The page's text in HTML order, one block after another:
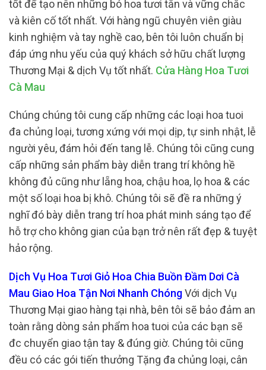
tốt để tạo nên những bó hoa tươi tắn và vững chắc
và kiên cố tốt nhất. Với hàng ngũ chuyên viên giàu
kinh nghiệm và tay nghề cao, bên tôi luôn chuẩn bị
đáp ứng nhu yếu của quý khách sở hữu chất lượng
Thương Mại & dịch Vụ tốt nhất. Cửa Hàng Hoa Tươi
Cà Mau
Chúng chúng tôi cung cấp những các loại hoa tuoi
đa chủng loại, tương xứng với mọi dịp, tự sinh nhật, lễ
người yêu, đám hỏi đến tang lễ. Chúng tôi cũng cung
cấp những sản phẩm bày diễn trang trí không hề
không đủ cũng như lẵng hoa, chậu hoa, lọ hoa & các
một số loại hoa bị khô. Chúng tôi sẽ đề ra những ý
nghĩ đó bày diễn trang trí hoa phát minh sáng tạo để
hỗ trợ cho không gian của bạn trở nên rất đẹp & tuyệt
hảo rộng.
Dịch Vụ Hoa Tươi Giỏ Hoa Chia Buồn Đầm Dơi Cà
Mau Giao Hoa Tận Nơi Nhanh ChóngVới dịch Vụ
Thương Mại giao hàng tại nhà, bên tôi sẽ bảo đảm an
toàn rằng dòng sản phẩm hoa tuoi của các bạn sẽ
đc chuyển giao tận tay & đúng giờ. Chúng tôi cũng
đều có các gói tiến thưởng Tặng đa chủng loại, cân